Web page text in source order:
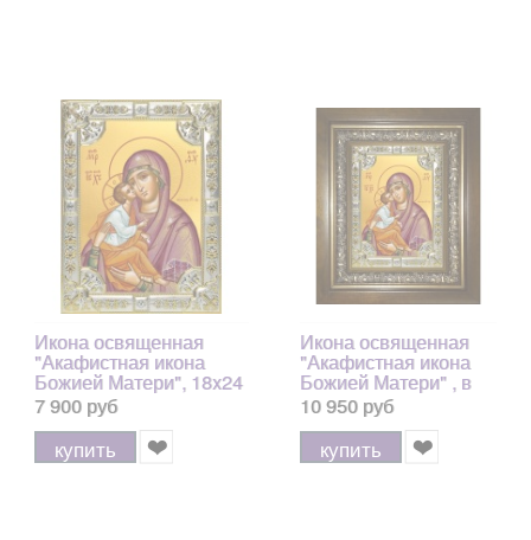
Икона освященная
"Акафистная икона
Божией Матери", 18x24
см, со стразами
7 900 руб
купить
Икона освященная
"Акафистная икона
Божией Матери" , в
киоте 24x30 см
10 950 руб
купить